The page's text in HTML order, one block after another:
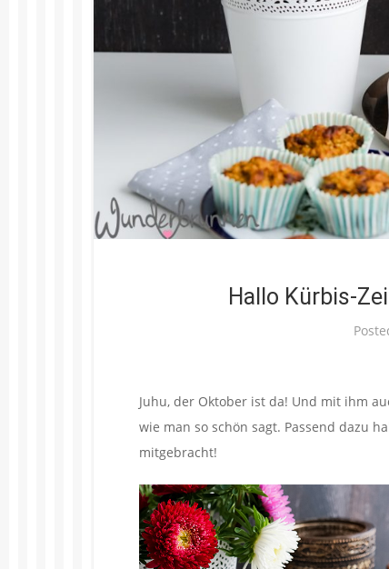
Hallo Kürbis-
Juhu, der Oktober ist da! Und mit ihm
wie man so schön sagt. Passend dazu
mitgebracht!